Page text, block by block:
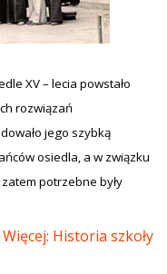
XV – lecia powstało
rozwiązań
jego szybką
osiedla, a w związku
potrzebne były
Więcej: Historia szkoły